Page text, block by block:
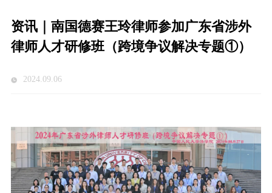
资讯｜南国德赛王玲律师参加广东省涉外
律师人才研修班（跨境争议解决专题①）
2024.09.06